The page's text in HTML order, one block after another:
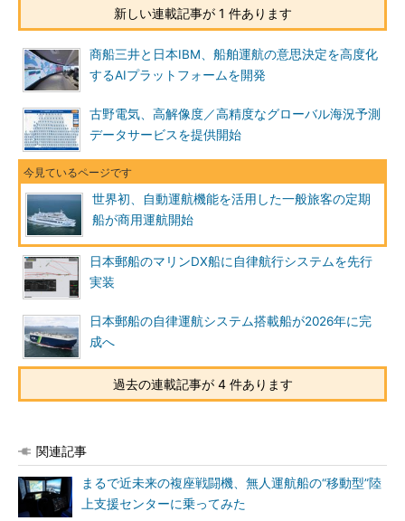
新しい連載記事が 1 件あります
商船三井と日本IBM、船舶運航の意思決定を高度化
するAIプラットフォームを開発
古野電気、高解像度／高精度なグローバル海況予測
データサービスを提供開始
世界初、自動運航機能を活用した一般旅客の定期
船が商用運航開始
日本郵船のマリンDX船に自律航行システムを先行
実装
日本郵船の自律運航システム搭載船が2026年に完
成へ
過去の連載記事が 4 件あります
関連記事
まるで近未来の複座戦闘機、無人運航船の“移動型”陸
上支援センターに乗ってみた